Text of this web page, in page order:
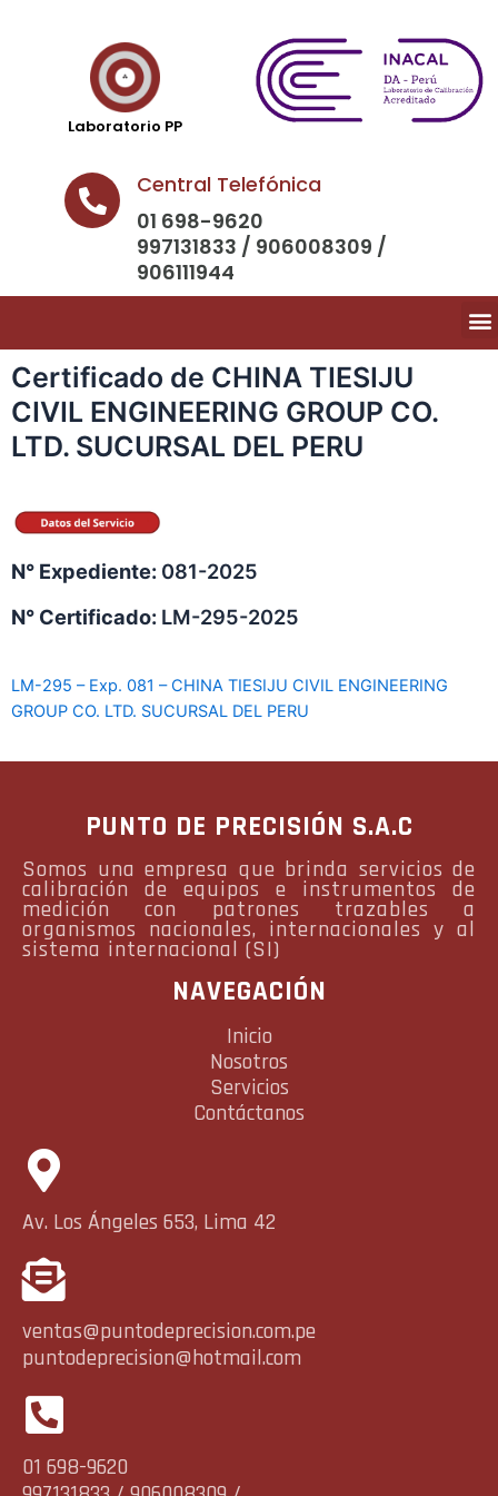
Laboratorio PP
Central Telefónica
01 698-9620
997131833 / 906008309 /
906111944
Certificado de CHINA TIESIJU
CIVIL ENGINEERING GROUP CO.
LTD. SUCURSAL DEL PERU
N° Expediente: 081-2025
N° Certificado: LM-295-2025
LM-295 – Exp. 081 – CHINA TIESIJU CIVIL ENGINEERING
GROUP CO. LTD. SUCURSAL DEL PERU
PUNTO DE PRECISIÓN S.A.C
Somos una empresa que brinda servicios de
calibración de equipos e instrumentos de
medición con patrones trazables a
organismos nacionales, internacionales y al
sistema internacional (SI)
NAVEGACIÓN
Inicio
Nosotros
Servicios
Contáctanos
Av. Los Ángeles 653, Lima 42
ventas@puntodeprecision.com.pe
puntodeprecision@hotmail.com
01 698-9620